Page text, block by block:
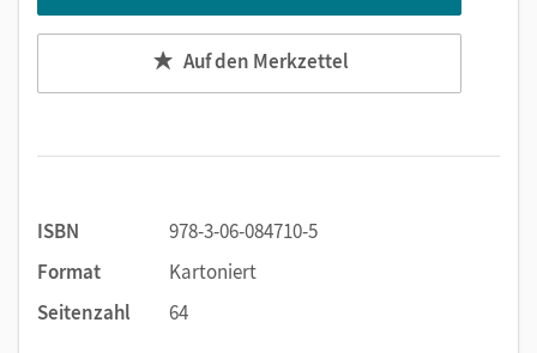
Kalender
Das zeichnet dasEinsternThemenheft-Konzept aus:
Klar strukturierte, bedürfnisorientierte und
selbsterklärende Aufgaben ermöglichen
Voneinander und miteinander lernen: Anregungen für
Auf den Merkzettel
ISBN
978-3-06-084710-5
Format
Kartoniert
Seitenzahl
64